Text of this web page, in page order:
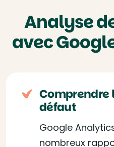
Analyse
avec
Comprendre
défaut
Google
nombreux